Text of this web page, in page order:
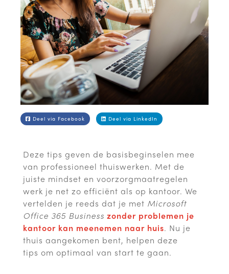
Deel via Facebook Deel via LinkedIn
Deze tips geven de basisbeginselen mee
van professioneel thuiswerken. Met de
juiste mindset en voorzorgmaatregelen
werk je net zo efficiënt als op kantoor. We
vertelden je reeds dat je met Microsoft
Office 365 Business zonder problemen je
kantoor kan meenemen naar huis. Nu je
thuis aangekomen bent, helpen deze
tips om optimaal van start te gaan.